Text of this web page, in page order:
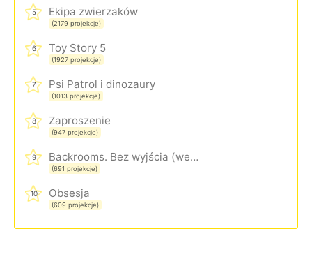
5 Ekipa zwierzaków
(2179 projekcje)
6 Toy Story 5
(1927 projekcje)
7 Psi Patrol i dinozaury
(1013 projekcje)
8 Zaproszenie
(947 projekcje)
9 Backrooms. Bez wyjścia (wersja rozszerzona)
(691 projekcje)
10 Obsesja
(609 projekcje)